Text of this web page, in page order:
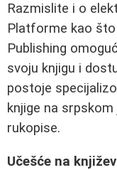
Razmislite i o
Platforme kao
Publishing
svoju knjigu i
postoje
knjige na
rukopise.
Učešće na